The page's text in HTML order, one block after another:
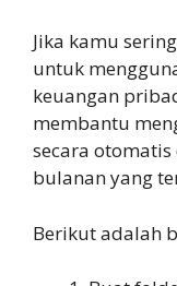
Jika kamu
untuk
keuangan
membantu
secara
bulanan yang
Berikut adalah